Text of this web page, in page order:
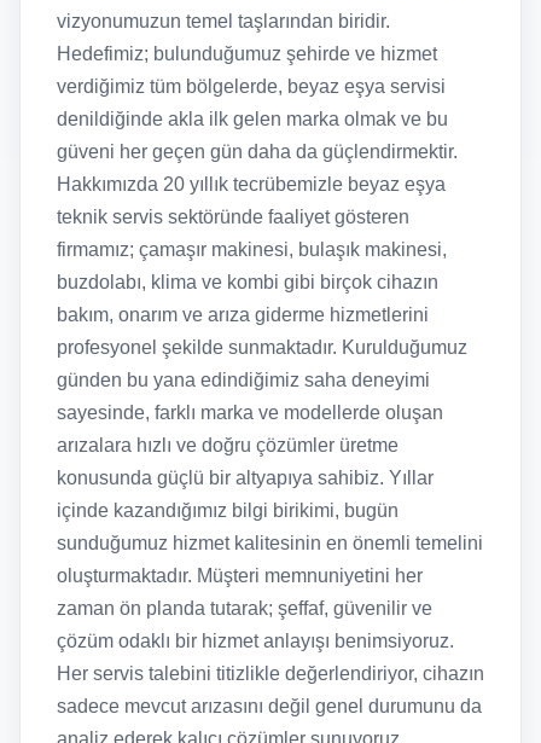
vizyonumuzun temel taşlarından biridir.
Hedefimiz; bulunduğumuz şehirde ve hizmet
verdiğimiz tüm bölgelerde, beyaz eşya servisi
denildiğinde akla ilk gelen marka olmak ve bu
güveni her geçen gün daha da güçlendirmektir.
Hakkımızda 20 yıllık tecrübemizle beyaz eşya
teknik servis sektöründe faaliyet gösteren
firmamız; çamaşır makinesi, bulaşık makinesi,
buzdolabı, klima ve kombi gibi birçok cihazın
bakım, onarım ve arıza giderme hizmetlerini
profesyonel şekilde sunmaktadır. Kurulduğumuz
günden bu yana edindiğimiz saha deneyimi
sayesinde, farklı marka ve modellerde oluşan
arızalara hızlı ve doğru çözümler üretme
konusunda güçlü bir altyapıya sahibiz. Yıllar
içinde kazandığımız bilgi birikimi, bugün
sunduğumuz hizmet kalitesinin en önemli temelini
oluşturmaktadır. Müşteri memnuniyetini her
zaman ön planda tutarak; şeffaf, güvenilir ve
çözüm odaklı bir hizmet anlayışı benimsiyoruz.
Her servis talebini titizlikle değerlendiriyor, cihazın
sadece mevcut arızasını değil genel durumunu da
analiz ederek kalıcı çözümler sunuyoruz.